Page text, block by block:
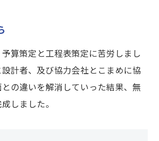
算策定と工程表策定に苦労しまし
計者、及び協力会社とこまめに協
の違いを解消していった結果、無
しました。